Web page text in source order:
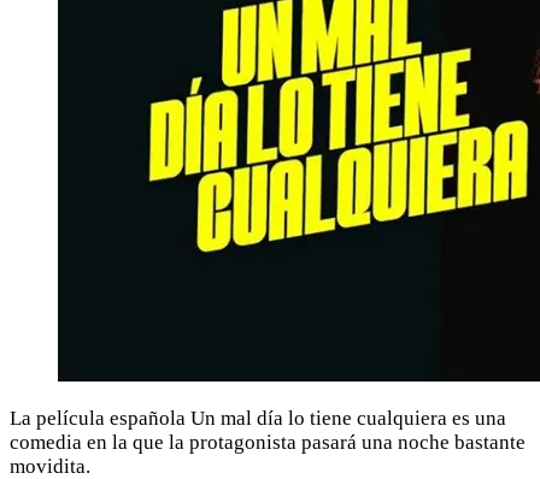
La película española Un mal día lo tiene cualquiera es una
comedia en la que la protagonista pasará una noche bastante
movidita.